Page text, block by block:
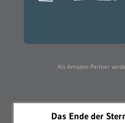
Als Amazon-Partner
Das Ende der